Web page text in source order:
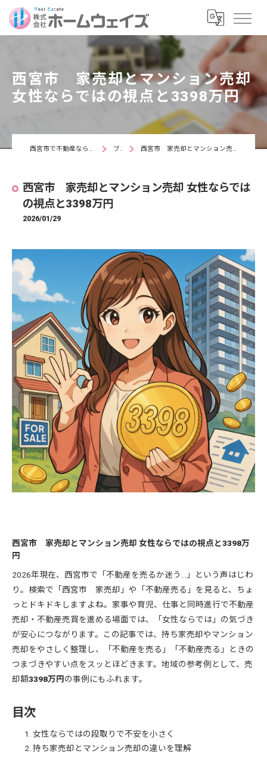
西宮市 家売却とマンション売却
女性ならではの視点と3398万円
西宮市で不動産なら株式会社ホームウェイズ ブログ 西宮市 家売却とマンション売却 女性ならではの視点と3398万円
西宮市 家売却とマンション売却 女性ならでは
の視点と3398万円
2026/01/29
西宮市 家売却とマンション売却 女性ならではの視点と3398万
円
2026年現在、西宮市で「不動産を売るか迷う…」という声はじわ
り。検索で「西宮市 家売却」や「不動産売る」を見ると、ちょ
っとドキドキしますよね。家事や育児、仕事と同時進行で不動産
売却・不動産売買を進める場面では、「女性ならでは」の気づき
が安心につながります。この記事では、持ち家売却やマンション
売却をやさしく整理し、「不動産を売る」「不動産売る」ときの
つまづきやすい点をスッとほどきます。地域の参考例として、売
却額3398万円 の事例にもふれます。
目次
女性ならではの段取りで不安を小さく
持ち家売却とマンション売却の違いを理解